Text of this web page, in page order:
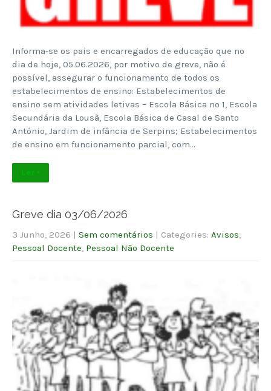
Informa-se os pais e encarregados de educação que no
dia de hoje, 05.06.2026, por motivo de greve, não é
possível, assegurar o funcionamento de todos os
estabelecimentos de ensino: Estabelecimentos de
ensino sem atividades letivas – Escola Básica nº 1, Escola
Secundária da Lousã, Escola Básica de Casal de Santo
António, Jardim de infância de Serpins; Estabelecimentos
de ensino em funcionamento parcial, com…
Ler +
Greve dia 03/06/2026
3 Junho, 2026 | Sem comentários | Categories: Avisos
Pessoal Docente Pessoal Não Docente